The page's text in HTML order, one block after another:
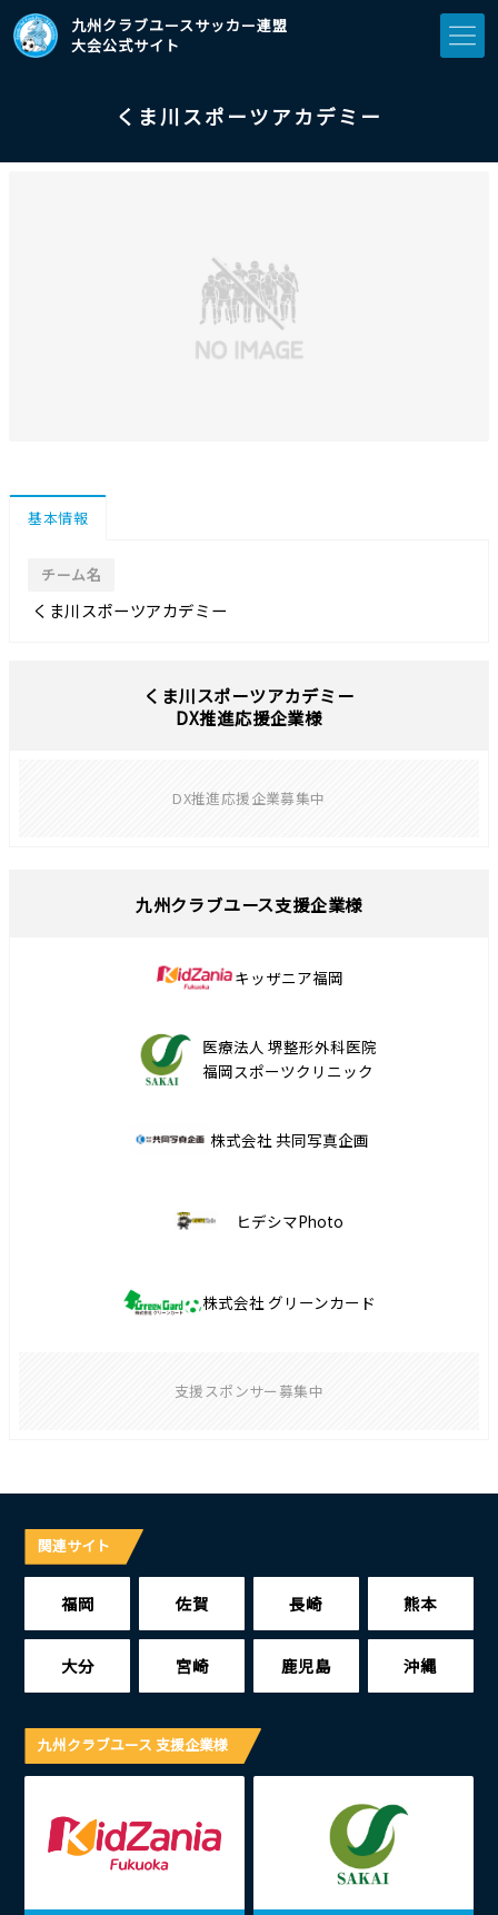
九州クラブユースサッカー連盟
大会公式サイト
くま川スポーツアカデミー
基本情報
チーム名
くま川スポーツアカデミー
くま川スポーツアカデミー
DX推進応援企業様
DX推進応援企業募集中
九州クラブユース支援企業様
キッザニア福岡
医療法人 堺整形外科医院
福岡スポーツクリニック
株式会社 共同写真企画
ヒデシマPhoto
株式会社 グリーンカード
支援スポンサー募集中
関連サイト
福岡 佐賀 長崎 熊本
大分 宮崎 鹿児島 沖縄
九州クラブユース 支援企業様